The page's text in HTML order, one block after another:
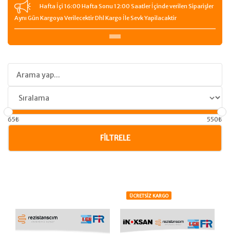
Hafta İçi 16:00 Hafta Sonu 12:00 Saatler İçinde verilen Siparişler
Aynı Gün Kargoya Verilecektir Dhl Kargo İle Sevk Yapilacaktir
65₺ 550₺
FILTRELE
ÜCRETSİZ KARGO